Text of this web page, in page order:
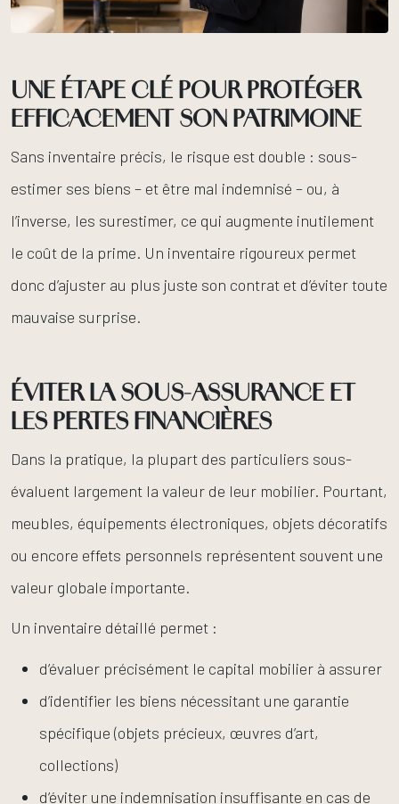
UNE ÉTAPE CLÉ POUR PROTÉGER
EFFICACEMENT SON PATRIMOINE
Sans inventaire précis, le risque est double : sous-
estimer ses biens – et être mal indemnisé – ou, à
l’inverse, les surestimer, ce qui augmente inutilement
le coût de la prime. Un inventaire rigoureux permet
donc d’ajuster au plus juste son contrat et d’éviter toute
mauvaise surprise.
ÉVITER LA SOUS-ASSURANCE ET
LES PERTES FINANCIÈRES
Dans la pratique, la plupart des particuliers sous-
évaluent largement la valeur de leur mobilier. Pourtant,
meubles, équipements électroniques, objets décoratifs
ou encore effets personnels représentent souvent une
valeur globale importante.
Un inventaire détaillé permet :
d’évaluer précisément le capital mobilier à assurer
d’identifier les biens nécessitant une garantie
spécifique (objets précieux, œuvres d’art,
collections)
d’éviter une indemnisation insuffisante en cas de